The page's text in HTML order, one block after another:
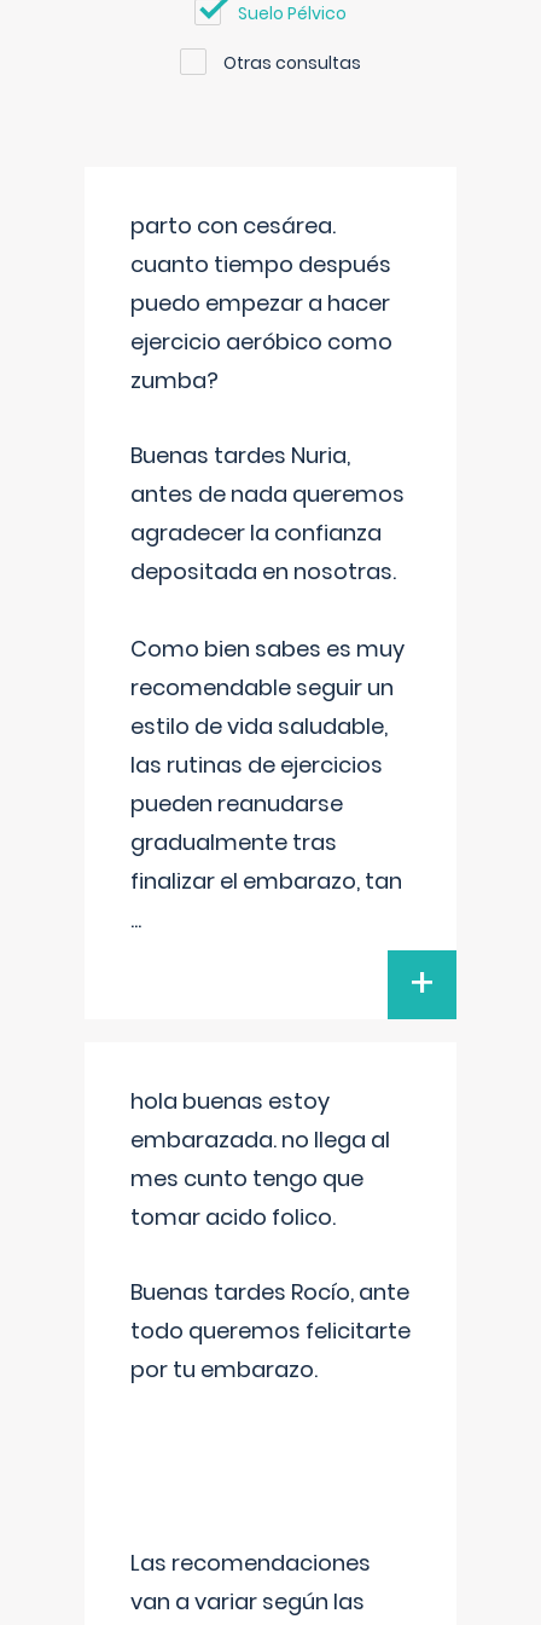
Suelo Pélvico
Otras consultas
parto con cesárea.
cuanto tiempo después
puedo empezar a hacer
ejercicio aeróbico como
zumba?
Buenas tardes Nuria,
antes de nada queremos
agradecer la confianza
depositada en nosotras.
Como bien sabes es muy
recomendable seguir un
estilo de vida saludable,
las rutinas de ejercicios
pueden reanudarse
gradualmente tras
finalizar el embarazo, tan
...
+
hola buenas estoy
embarazada. no llega al
mes cunto tengo que
tomar acido folico.
Buenas tardes Rocío, ante
todo queremos felicitarte
por tu embarazo.
Las recomendaciones
van a variar según las